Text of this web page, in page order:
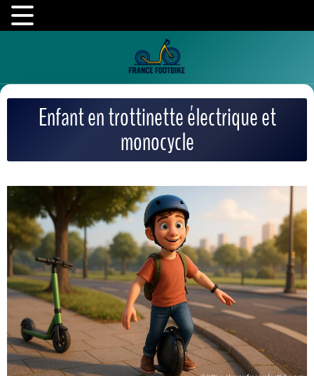
Enfant en trottinette électrique et
monocycle